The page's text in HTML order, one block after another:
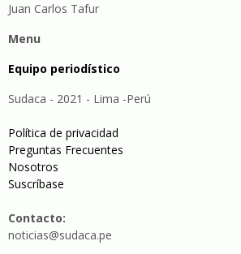
Juan Carlos Tafur
Menu
Equipo periodístico
Sudaca - 2021 - Lima -Perú
Política de privacidad
Preguntas Frecuentes
Nosotros
Suscríbase
Contacto:
noticias@sudaca.pe